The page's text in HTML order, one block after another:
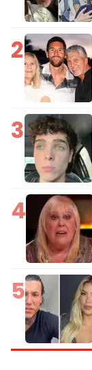
2
3
4
5